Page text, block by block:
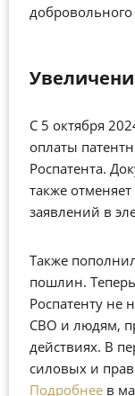
С 5 октября
оплаты
Роспатента.
также
заявлений в
Также
пошлин.
Роспатенту не
СВО и людям,
действиях. В
силовых и
Подробнее в